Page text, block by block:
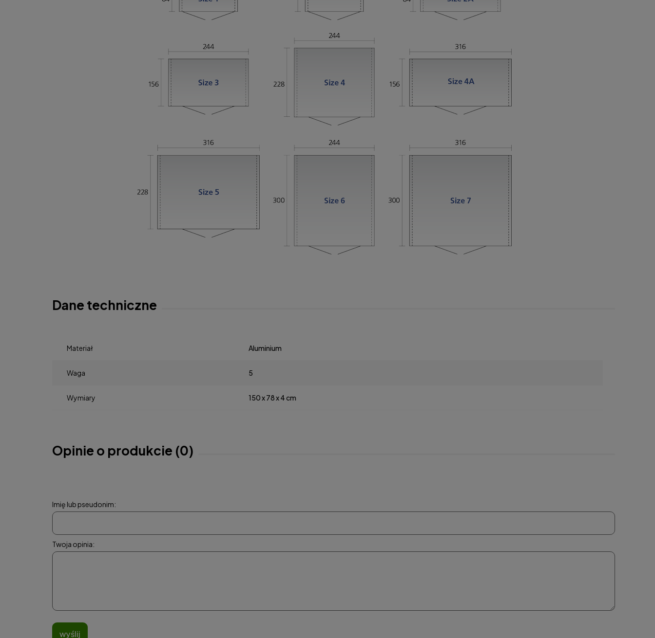
Dane techniczne
Materiał Aluminium
Waga 5
Wymiary 150 x 78 x 4 cm
Opinie o produkcie (0)
Imię lub pseudonim:
Twoja opinia:
wyślij